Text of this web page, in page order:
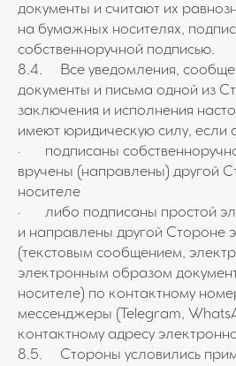
документы и считают их
на бумажных носителях,
собственноручной подписью.
8.4. Все уведомления,
документы и письма одной из
заключения и исполнения
имеют юридическую силу, если
· подписаны
вручены (направлены) другой
носителе
· либо подписаны простой
и направлены другой Стороне
(текстовым сообщением,
электронным образом
носителе) по контактному
мессенджеры (Telegram,
контактному адресу
8.5. Стороны условились